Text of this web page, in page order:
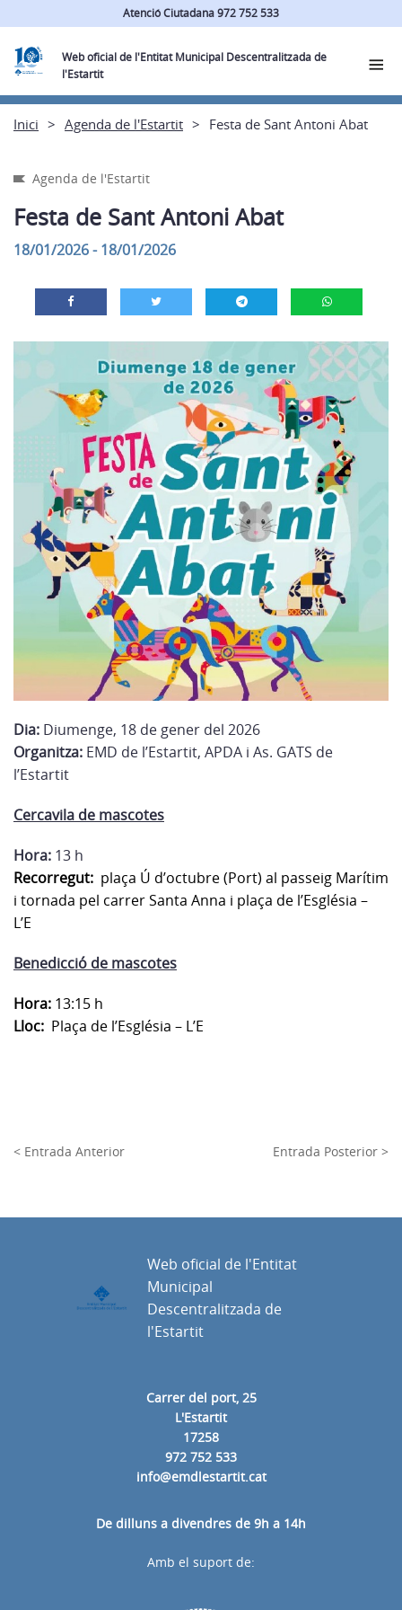
Atenció Ciutadana 972 752 533
Web oficial de l'Entitat Municipal Descentralitzada de
l'Estartit
Inici Agenda de l'Estartit Festa de Sant Antoni Abat
Agenda de l'Estartit
Festa de Sant Antoni Abat
18/01/2026 - 18/01/2026
Dia: Diumenge, 18 de gener del 2026
Organitza: EMD de l’Estartit, APDA i As. GATS de
l’Estartit
Cercavila de mascotes
Hora: 13 h
Recorregut: plaça Ú d’octubre (Port) al passeig Marítim
i tornada pel carrer Santa Anna i plaça de l’Església –
L’E
Benedicció de mascotes
Hora: 13:15 h
Lloc: Plaça de l’Església – L’E
< Entrada Anterior Entrada Posterior >
Carrer del port, 25
L'Estartit
17258
972 752 533
info@emdlestartit.cat
De dilluns a divendres de 9h a 14h
Web oficial de l'Entitat
Municipal
Descentralitzada de
l'Estartit
Amb el suport de: